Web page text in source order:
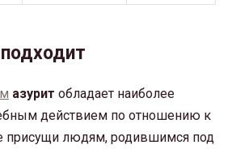
азурит обладает наиболее
действием по отношению к
присущи людям, родившимся под